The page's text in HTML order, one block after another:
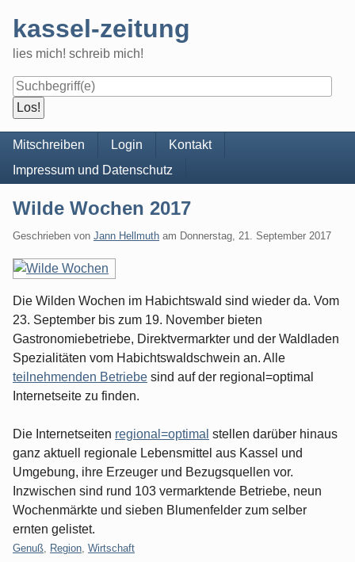
content
kassel-zeitung
lies mich! schreib mich!
Navigation
Mitschreiben Login
Kontakt
Impressum und Datenschutz
Wilde Wochen 2017
Geschrieben von Jann Hellmuth am Donnerstag, 21. September 2017
Die Wilden Wochen im Habichtswald sind wieder da. Vom
23. September bis zum 19. November bieten
Gastronomiebetriebe, Direktvermarkter und der Waldladen
Spezialitäten vom Habichtswaldschwein an. Alle
teilnehmenden Betriebe sind auf der regional=optimal
Internetseite zu finden.
Die Internetseiten regional=optimal stellen darüber hinaus
ganz aktuell regionale Lebensmittel aus Kassel und
Umgebung, ihre Erzeuger und Bezugsquellen vor.
Inzwischen sind rund 103 vermarktende Betriebe, neun
Wochenmärkte und sieben Blumenfelder zum selber
ernten gelistet.
Kategorien:
Genuß Region Wirtschaft